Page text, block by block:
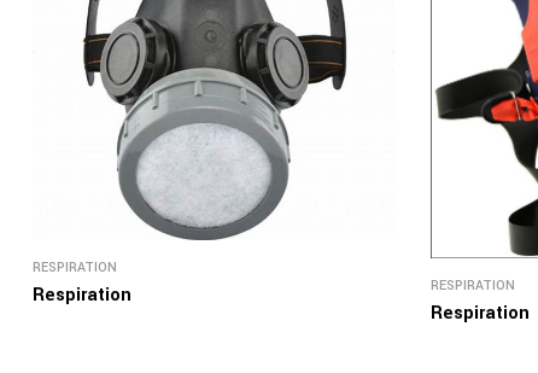
RESPIRATION
Respiration RESPIRATION
Respiration